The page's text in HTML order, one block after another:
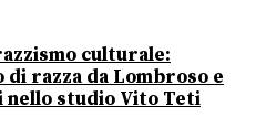
culturale:
di razza da Lombroso e
studio Vito Teti